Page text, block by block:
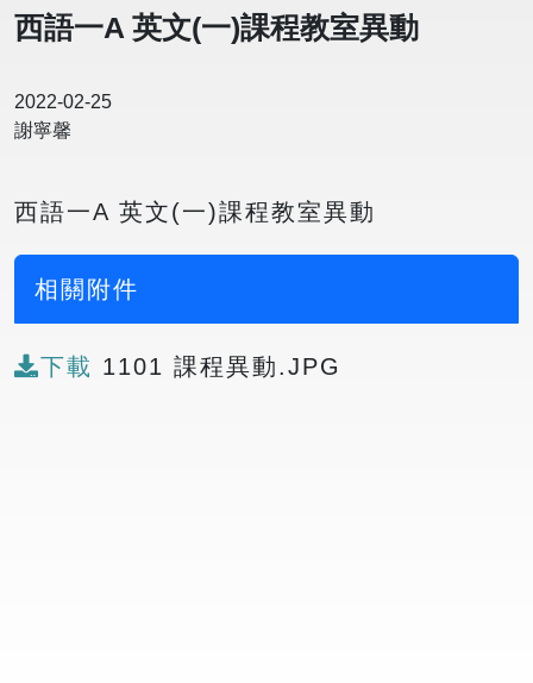
西語一A 英文(一)課程教室異動
2022-02-25
謝寧馨
西語一A 英文(一)課程教室異動
相關附件
下載 1101 課程異動.JPG